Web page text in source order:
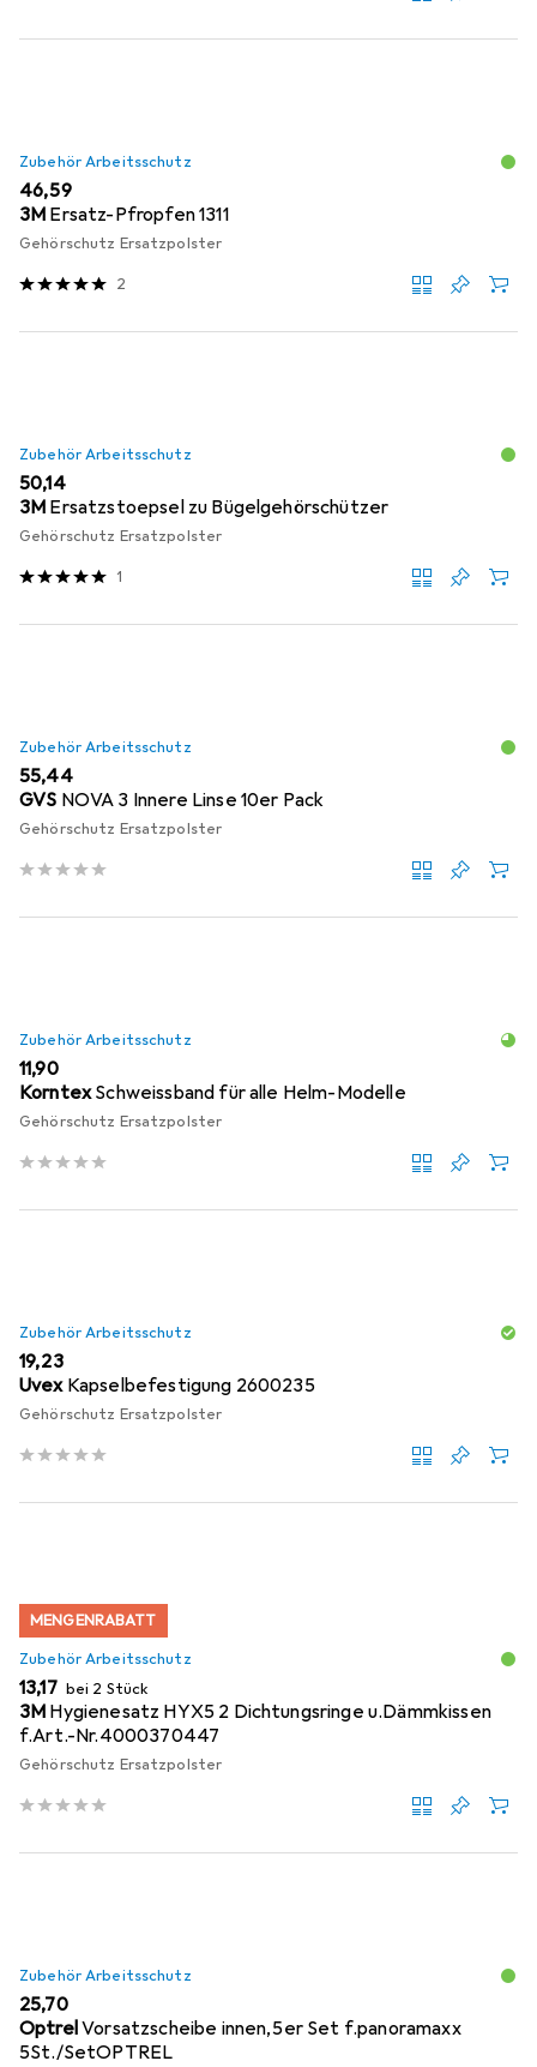
Zubehör Arbeitsschutz
EUR
46,59
3M Ersatz-Pfropfen 1311
Gehörschutz Ersatzpolster
2
Zubehör Arbeitsschutz
EUR
50,14
3M Ersatzstoepsel zu Bügelgehörschützer
Gehörschutz Ersatzpolster
1
Zubehör Arbeitsschutz
EUR
55,44
GVS NOVA 3 Innere Linse 10er Pack
Gehörschutz Ersatzpolster
Zubehör Arbeitsschutz
EUR
11,90
KorntexSchweissband für alle Helm-Modelle
Gehörschutz Ersatzpolster
Zubehör Arbeitsschutz
EUR
19,23
Uvex Kapselbefestigung 2600235
Gehörschutz Ersatzpolster
MENGENRABATT
Zubehör Arbeitsschutz
EUR
13,17 bei 2 Stück
3M Hygienesatz HYX5 2 Dichtungsringe u.Dämmkissen
f.Art.-Nr.4000370447
Gehörschutz Ersatzpolster
Zubehör Arbeitsschutz
EUR
25,70
OptrelVorsatzscheibe innen,5er Set f.panoramaxx
5St./SetOPTREL